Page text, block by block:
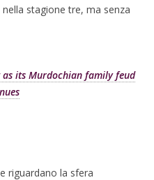
stagione tre, ma senza
as its Murdochian family feud
riguardano la sfera